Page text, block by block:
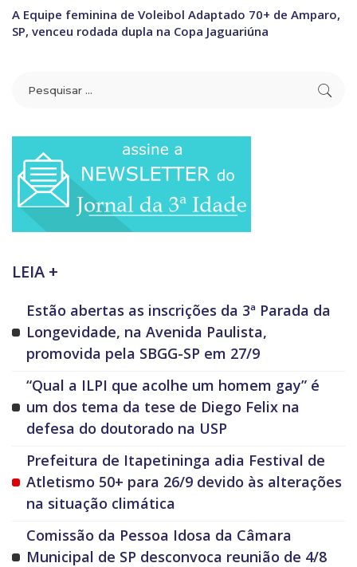
A Equipe feminina de Voleibol Adaptado 70+ de Amparo,
SP, venceu rodada dupla na Copa Jaguariúna
LEIA +
Estão abertas as inscrições da 3ª Parada da
Longevidade, na Avenida Paulista,
promovida pela SBGG-SP em 27/9
“Qual a ILPI que acolhe um homem gay” é
um dos tema da tese de Diego Felix na
defesa do doutorado na USP
Prefeitura de Itapetininga adia Festival de
Atletismo 50+ para 26/9 devido às alterações
na situação climática
Comissão da Pessoa Idosa da Câmara
Municipal de SP desconvoca reunião de 4/8